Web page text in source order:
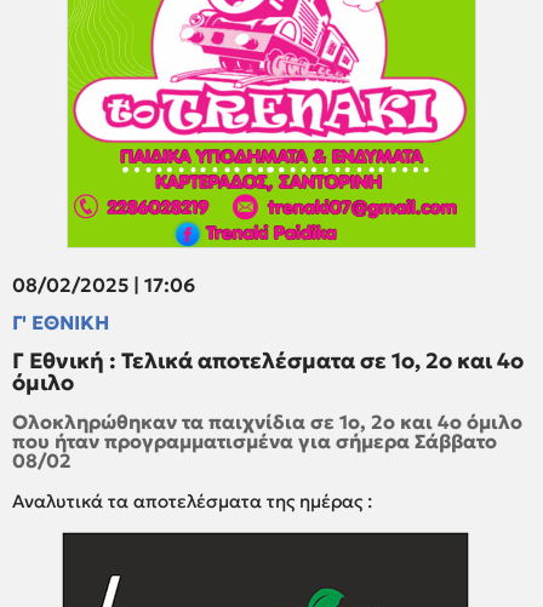
08/02/2025 | 17:06
Γ' ΕΘΝΙΚΗ
Γ Εθνική : Τελικά αποτελέσματα σε 1ο, 2ο και 4ο
όμιλο
Ολοκληρώθηκαν τα παιχνίδια σε 1ο, 2ο και 4ο όμιλο
που ήταν προγραμματισμένα για σήμερα Σάββατο
08/02
Αναλυτικά τα αποτελέσματα της ημέρας :